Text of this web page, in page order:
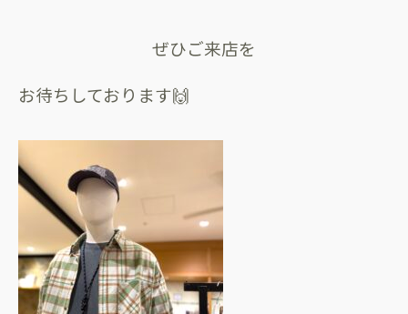
ぜひご来店を
お待ちしております🙌